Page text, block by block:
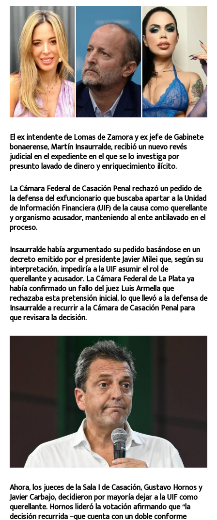
El ex intendente de Lomas de Zamora y ex jefe de Gabinete
bonaerense, Martín Insaurralde, recibió un nuevo revés
judicial en el expediente en el que se lo investiga por
presunto lavado de dinero y enriquecimiento ilícito.
La Cámara Federal de Casación Penal rechazó un pedido de
la defensa del exfuncionario que buscaba apartar a la Unidad
de Información Financiera (UIF) de la causa como querellante
y organismo acusador, manteniendo al ente antilavado en el
proceso.
Insaurralde había argumentado su pedido basándose en un
decreto emitido por el presidente Javier Milei que, según su
interpretación, impediría a la UIF asumir el rol de
querellante y acusador. La Cámara Federal de La Plata ya
había confirmado un fallo del juez Luis Armella que
rechazaba esta pretensión inicial, lo que llevó a la defensa de
Insaurralde a recurrir a la Cámara de Casación Penal para
que revisara la decisión.
Ahora, los jueces de la Sala I de Casación, Gustavo Hornos y
Javier Carbajo, decidieron por mayoría dejar a la UIF como
querellante. Hornos lideró la votación afirmando que “la
decisión recurrida −que cuenta con un doble conforme